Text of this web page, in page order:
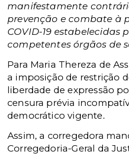
manifestamente
prevenção e combate à
COVID-19 estabelecidas
competentes órgãos de
Para Maria Thereza de
a imposição de restrição
liberdade de expressão
censura prévia
democrático vigente.
Assim, a corregedora
Corregedoria-Geral da